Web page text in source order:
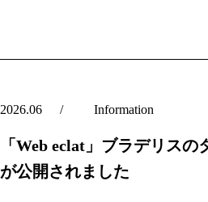
2026.06 Information
「Web eclat」ブラデリス
が公開されました